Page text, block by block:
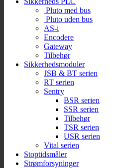
Pluto med bus
Pluto uden bus
AS-i
Encodere
Gateway
Tilbehør
Sikkerhedsmoduler
JSB & BT serien
RT serien
Sentry
BSR serien
SSR serien
Tilbehør
TSR serien
USR serien
Vital serien
Stoptidsmåler
Strømforsyninger